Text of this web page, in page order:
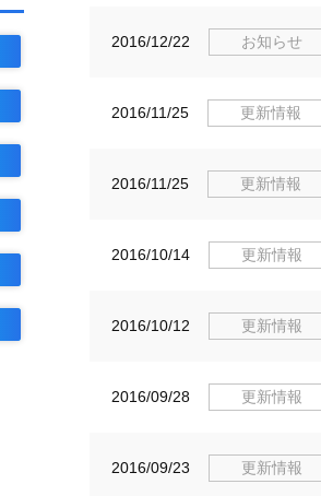
2016/12/22 お知らせ
2016/11/25 更新情報
2016/11/25 更新情報
2016/10/14 更新情報
2016/10/12 更新情報
2016/09/28 更新情報
2016/09/23 更新情報